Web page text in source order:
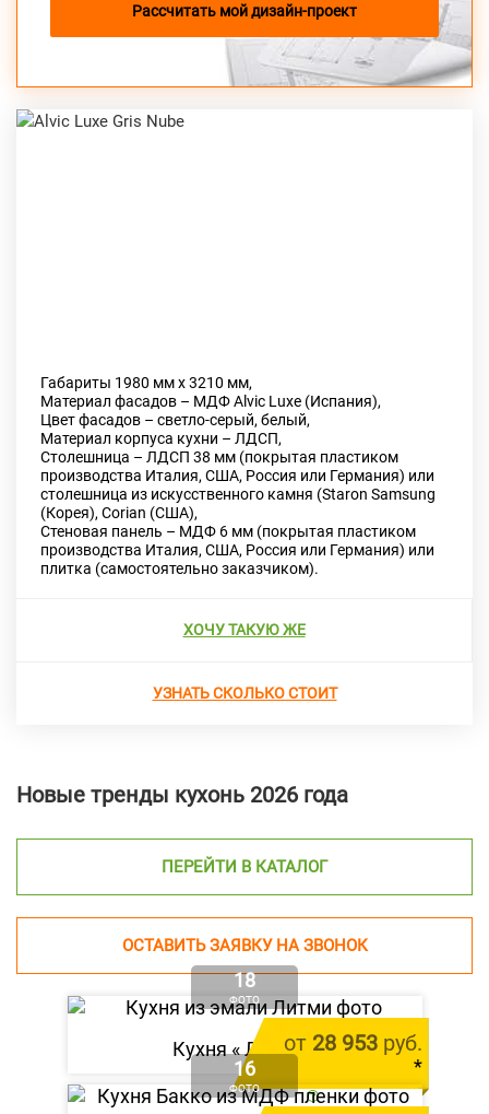
Рассчитать мой дизайн-проект
Габариты 1980 мм х 3210 мм,
Материал фасадов – МДФ Alvic Luxe (Испания),
Цвет фасадов – светло-серый, белый,
Материал корпуса кухни – ЛДСП,
Столешница – ЛДСП 38 мм (покрытая пластиком
производства Италия, США, Россия или Германия) или
столешница из искусственного камня (Staron Samsung
(Корея), Corian (США),
Стеновая панель – МДФ 6 мм (покрытая пластиком
производства Италия, США, Россия или Германия) или
плитка (самостоятельно заказчиком).
ХОЧУ ТАКУЮ ЖЕ
УЗНАТЬ СКОЛЬКО СТОИТ
Previous
Новые тренды кухонь 2026 года
ПЕРЕЙТИ В КАТАЛОГ
ОСТАВИТЬ ЗАЯВКУ НА ЗВОНОК
18
ФОТО
от 28 953руб.
*
цена за 1 м.п.
Кухня «Литми »
16
ФОТО